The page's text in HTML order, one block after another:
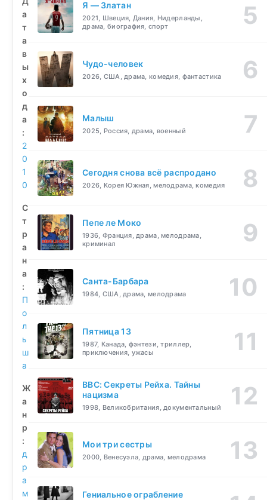
а
т
а
в
ы
х
о
д
а
:
2
0
1
0
С
т
р
а
н
а
:
П
о
л
ь
ш
а
Ж
а
н
р
:
д
р
а
м
Я — Златан
2021, Швеция, Дания, Нидерланды,
драма, биография, спорт
Чудо-человек
2026, США, драма, комедия, фантастика
Малыш
2025, Россия, драма, военный
Сегодня снова всё распродано
2026, Корея Южная, мелодрама, комедия
Пепе ле Моко
1936, Франция, драма, мелодрама,
криминал
Санта-Барбара
1984, США, драма, мелодрама
Пятница 13
1987, Канада, фэнтези, триллер,
приключения, ужасы
BBC: Секреты Рейха. Тайны
нацизма
1998, Великобритания, документальный
Мои три сестры
2000, Венесуэла, драма, мелодрама
Гениальное ограбление